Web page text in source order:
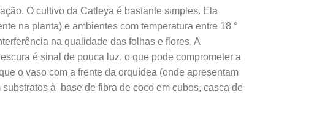
O cultivo da Catleya é bastante simples. Ela
na planta) e ambientes com temperatura entre 18 °
na qualidade das folhas e flores. A
é sinal de pouca luz, o que pode comprometer a
o vaso com a frente da orquídea (onde apresentam
à base de fibra de coco em cubos, casca de